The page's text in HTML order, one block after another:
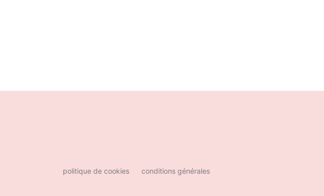
politique de cookies conditions générales